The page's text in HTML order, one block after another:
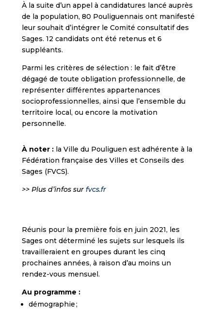
À la suite d’un appel à candidatures lancé auprès
de la population, 80 Pouliguennais ont manifesté
leur souhait d’intégrer le Comité consultatif des
Sages. 12 candidats ont été retenus et 6
suppléants.
Parmi les critères de sélection : le fait d’être
dégagé de toute obligation professionnelle, de
représenter différentes appartenances
socioprofessionnelles, ainsi que l’ensemble du
territoire local, ou encore la motivation
personnelle.
À noter :la Ville du Pouliguen est adhérente à la
Fédération française des Villes et Conseils des
Sages (FVCS).
>> Plus d’infos sur fvcs.fr
Réunis pour la première fois en juin 2021, les
Sages ont déterminé les sujets sur lesquels ils
travailleraient en groupes durant les cinq
prochaines années, à raison d’au moins un
rendez-vous mensuel.
Au programme :
démographie ;